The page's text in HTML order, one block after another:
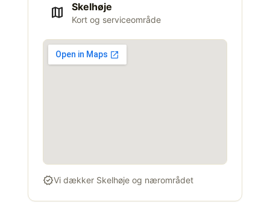
map Skelhøje
Kort og serviceområde
verifiedVi dækker Skelhøje og nærområdet